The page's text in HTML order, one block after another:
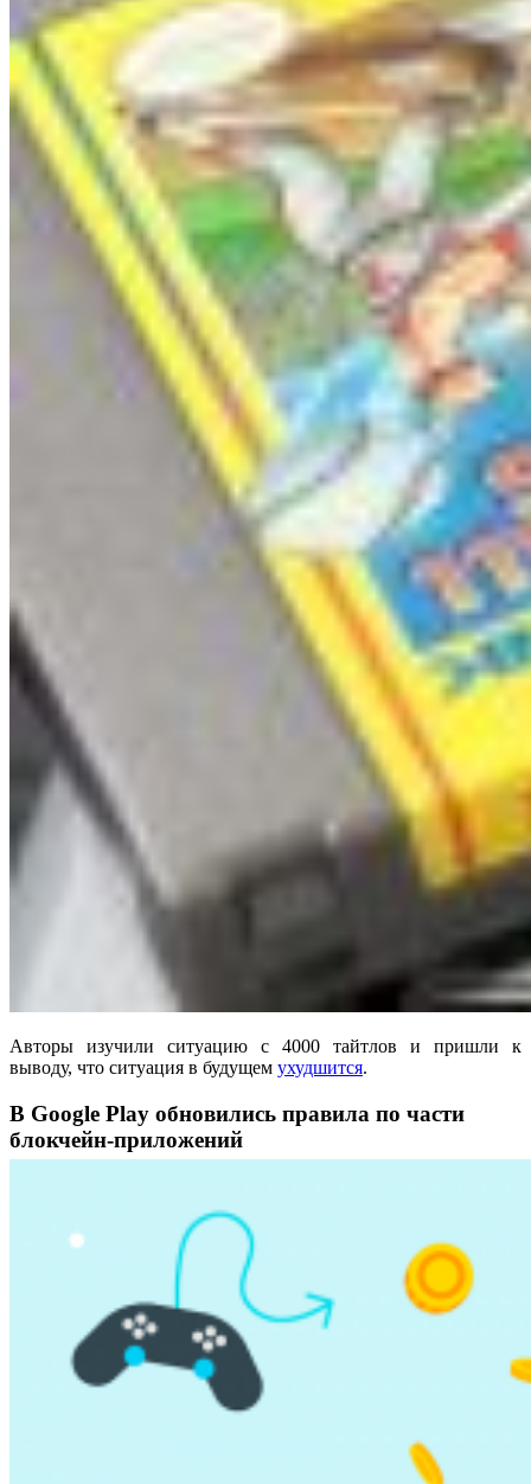
Авторы изучили ситуацию с 4000 тайтлов и пришли к
выводу, что ситуация в будущем ухудшится.
В Google Play обновились правила по части
блокчейн-приложений